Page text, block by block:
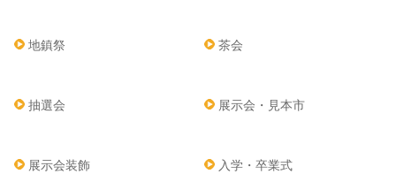
地鎮祭 茶会
抽選会 展示会・見本市
展示会装飾 入学・卒業式